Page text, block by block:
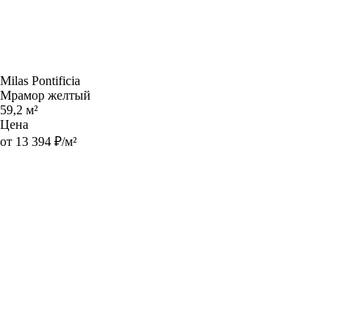
Milas Pontificia
Мрамор желтый
59,2 м²
Цена
от 13 394 ₽/м²